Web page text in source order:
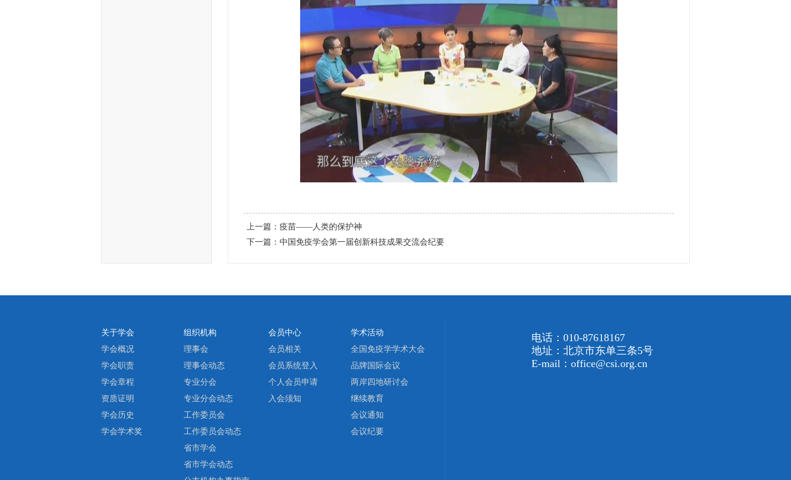
上一篇： 疫苗——人类的保护神
下一篇： 中国免疫学会第一届创新科技成果交流会纪要
关于学会
学会概况
学会职责
学会章程
资质证明
学会历史
学会学术奖
组织机构
理事会
理事会动态
专业分会
专业分会动态
工作委员会
工作委员会动态
省市学会
省市学会动态
会员中心
会员相关
会员系统登入
个人会员申请
入会须知
学术活动
全国免疫学学术大会
品牌国际会议
两岸四地研讨会
继续教育
会议通知
会议纪要
电话：010-87618167
地址：北京市东单三条5号
E-mail：office@csi.org.cn